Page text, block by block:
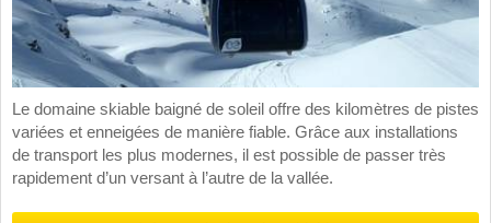
Le domaine skiable baigné de soleil offre des kilomètres de pistes
variées et enneigées de manière fiable. Grâce aux installations
de transport les plus modernes, il est possible de passer très
rapidement d’un versant à l’autre de la vallée.